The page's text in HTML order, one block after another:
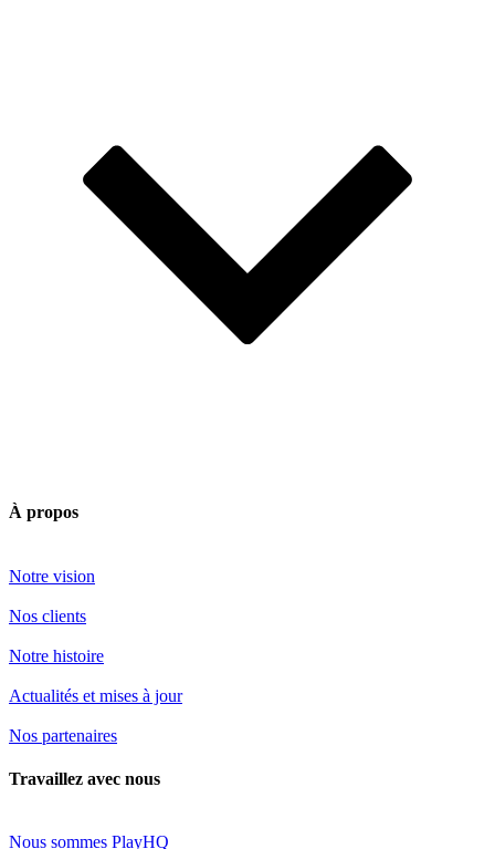
À propos
Notre vision
Nos clients
Notre histoire
Actualités et mises à jour
Nos partenaires
Travaillez avec nous
Nous sommes PlayHQ